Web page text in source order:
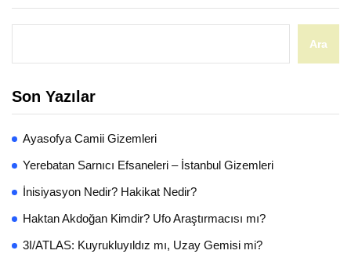
Ara
Son Yazılar
Ayasofya Camii Gizemleri
Yerebatan Sarnıcı Efsaneleri – İstanbul Gizemleri
İnisiyasyon Nedir? Hakikat Nedir?
Haktan Akdoğan Kimdir? Ufo Araştırmacısı mı?
3I/ATLAS: Kuyrukluyıldız mı, Uzay Gemisi mi?